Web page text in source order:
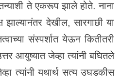
ते एकरूप झाले होते. नाना
झाल्यानंतर देखील, सारगाछी या
संस्पर्शात येऊन कितीतरी
आयुष्यात जेव्हा त्यांनी बघितले
त्यांनी यथार्थ सत्य उघडकीस